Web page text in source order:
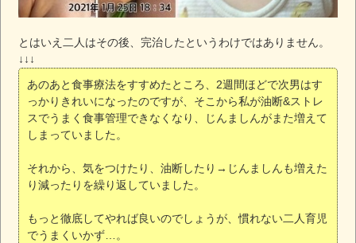
とはいえ二人はその後、完治したというわけではありません。
↓↓↓
あのあと食事療法をすすめたところ、2週間ほどで次男はす
っかりきれいになったのですが、そこから私が油断&ストレ
スでうまく食事管理できなくなり、じんましんがまた増えて
しまっていました。
それから、気をつけたり、油断したり→じんましんも増えた
り減ったりを繰り返していました。
もっと徹底してやれば良いのでしょうが、慣れない二人育児
でうまくいかず…。